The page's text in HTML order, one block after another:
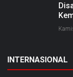
INTERNASIONAL